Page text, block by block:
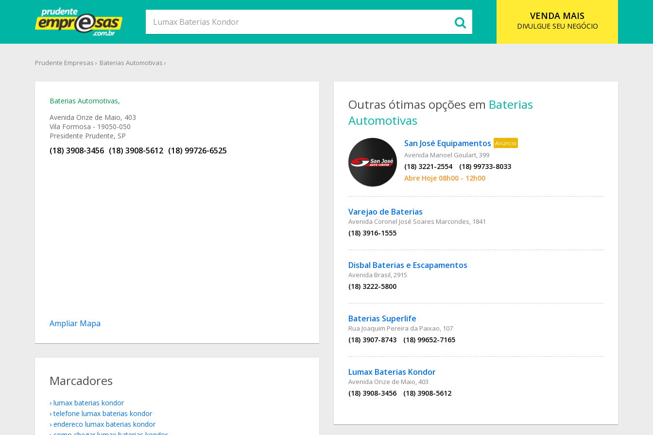
VENDA MAIS
DIVULGUE SEU NEGÓCIO
Prudente Empresas Baterias Automotivas
Baterias Automotivas,
Avenida Onze de Maio, 403
Vila Formosa - 19050-050
Presidente Prudente, SP
(18) 3908-3456 (18) 3908-5612 (18) 99726-6525
Ampliar Mapa
Outras ótimas opções em Baterias
Automotivas
San José Equipamentos Anúncio
Avenida Manoel Goulart, 399
(18) 3221-2554
(18) 99733-8033
Abre Hoje 08h00 - 12h00
Varejao de Baterias
Avenida Coronel José Soares Marcondes, 1841
(18) 3916-1555
Disbal Baterias e Escapamentos
Avenida Brasil, 2915
(18) 3222-5800
Baterias Superlife
Rua Joaquim Pereira da Paixao, 107
(18) 3907-8743 (18) 99652-7165
Lumax Baterias Kondor
Avenida Onze de Maio, 403
(18) 3908-3456 (18) 3908-5612
Marcadores
lumax baterias kondor
telefone lumax baterias kondor
endereco lumax baterias kondor